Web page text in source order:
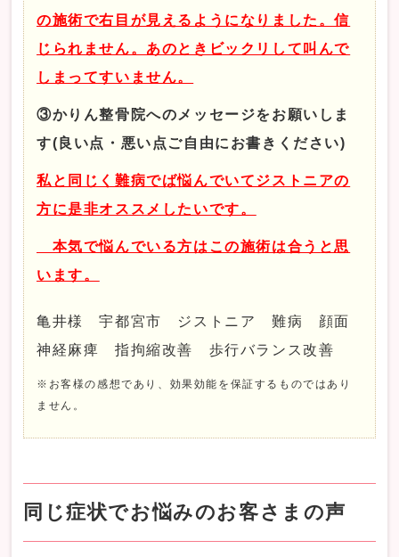
の施術で右目が見えるようになりました。信
じられません。あのときビックリして叫んで
しまってすいません。
③かりん整骨院へのメッセージをお願いしま
す(良い点・悪い点ご自由にお書きください)
私と同じく難病でば悩んでいてジストニアの
方に是非オススメしたいです。
本気で悩んでいる方はこの施術は合うと思
います。
亀井様 宇都宮市 ジストニア 難病 顔面
神経麻痺 指拘縮改善 歩行バランス改善
※お客様の感想であり、効果効能を保証するものではあり
ません。
同じ症状でお悩みのお客さまの声